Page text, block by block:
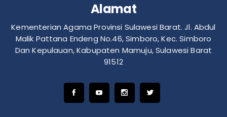
Alamat
Kementerian Agama Provinsi Sulawesi Barat. Jl. Abdul
Malik Pattana Endeng No.46, Simboro, Kec. Simboro
Dan Kepulauan, Kabupaten Mamuju, Sulawesi Barat
91512